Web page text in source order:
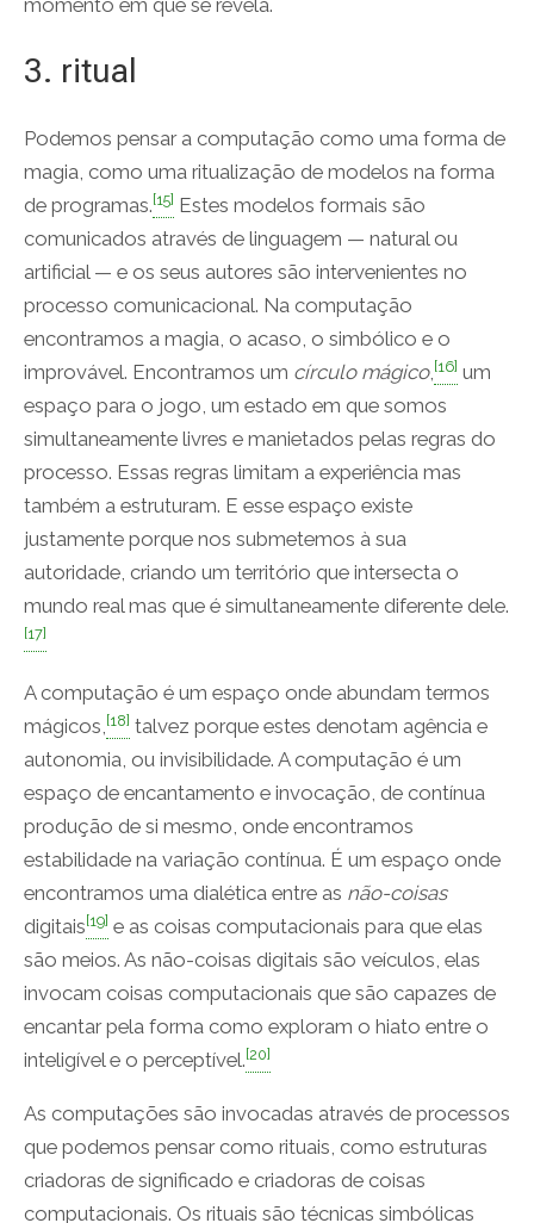
3. ritual
Podemos pensar a computação como uma forma de
magia, como uma ritualização de modelos na forma
de programas. [15] Estes modelos formais são
comunicados através de linguagem — natural ou
artificial — e os seus autores são intervenientes no
processo comunicacional. Na computação
encontramos a magia, o acaso, o simbólico e o
improvável. Encontramos um círculo mágico, [16] um
espaço para o jogo, um estado em que somos
simultaneamente livres e manietados pelas regras do
processo. Essas regras limitam a experiência mas
também a estruturam. E esse espaço existe
justamente porque nos submetemos à sua
autoridade, criando um território que intersecta o
mundo real mas que é simultaneamente diferente dele.
[17]
A computação é um espaço onde abundam termos
mágicos, [18] talvez porque estes denotam agência e
autonomia, ou invisibilidade. A computação é um
espaço de encantamento e invocação, de contínua
produção de si mesmo, onde encontramos
estabilidade na variação contínua. É um espaço onde
encontramos uma dialética entre as não-coisas
digitais[19] e as coisas computacionais para que elas
são meios. As não-coisas digitais são veículos, elas
invocam coisas computacionais que são capazes de
encantar pela forma como exploram o hiato entre o
inteligível e o perceptível.[20]
As computações são invocadas através de processos
que podemos pensar como rituais, como estruturas
criadoras de significado e criadoras de coisas
computacionais. Os rituais são técnicas simbólicas